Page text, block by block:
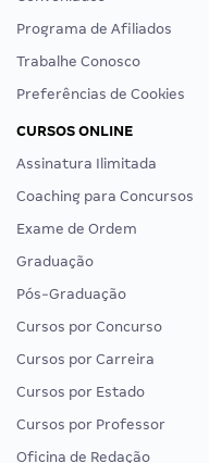
Programa de Afiliados
Trabalhe Conosco
Preferências de Cookies
CURSOS ONLINE
Assinatura Ilimitada
Coaching para Concursos
Exame de Ordem
Graduação
Pós-Graduação
Cursos por Concurso
Cursos por Carreira
Cursos por Estado
Cursos por Professor
Oficina de Redação